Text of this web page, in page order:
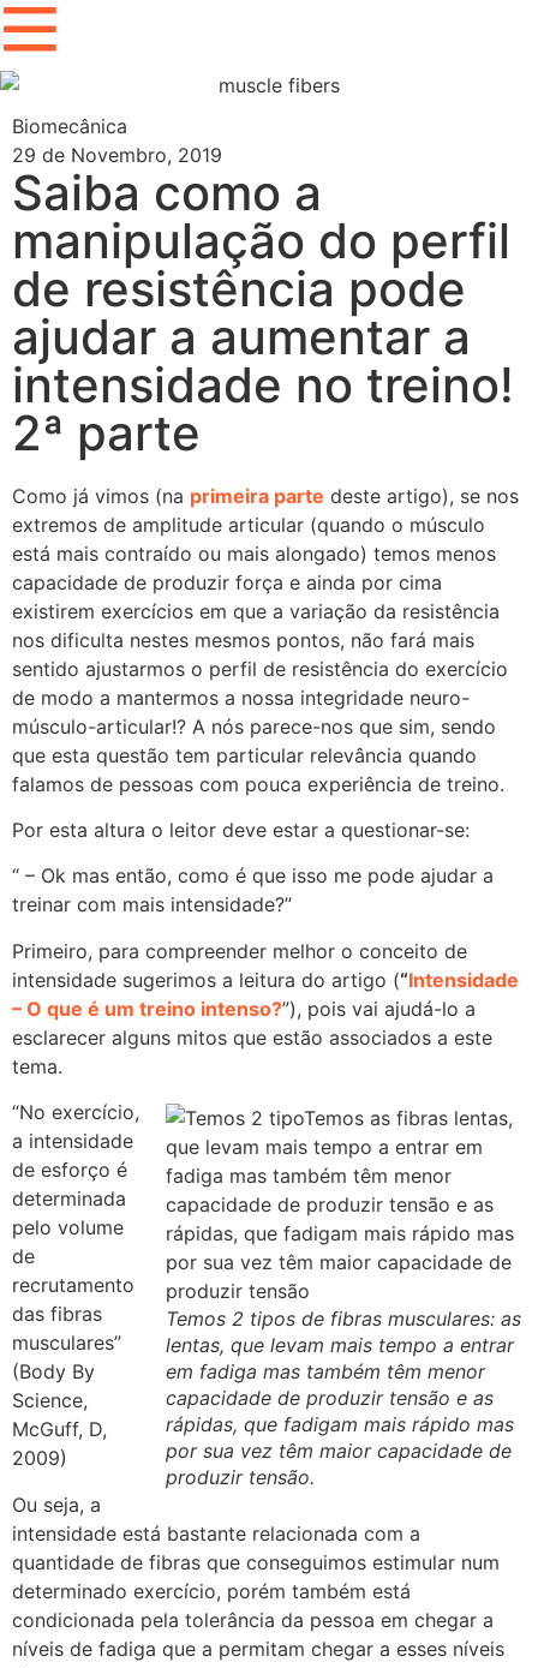
Biomecânica
29 de Novembro, 2019
Saiba como a
manipulação do perfil
de resistência pode
ajudar a aumentar a
intensidade no treino!
2ª parte
Como já vimos (na primeira parte deste artigo), se nos
extremos de amplitude articular (quando o músculo
está mais contraído ou mais alongado) temos menos
capacidade de produzir força e ainda por cima
existirem exercícios em que a variação da resistência
nos dificulta nestes mesmos pontos, não fará mais
sentido ajustarmos o perfil de resistência do exercício
de modo a mantermos a nossa integridade neuro-
músculo-articular!? A nós parece-nos que sim, sendo
que esta questão tem particular relevância quando
falamos de pessoas com pouca experiência de treino.
Por esta altura o leitor deve estar a questionar-se:
“ – Ok mas então, como é que isso me pode ajudar a
treinar com mais intensidade?”
Primeiro, para compreender melhor o conceito de
intensidade sugerimos a leitura do artigo (“Intensidade
– O que é um treino intenso?”), pois vai ajudá-lo a
esclarecer alguns mitos que estão associados a este
tema.
Temos 2 tipos de fibras musculares: as
lentas, que levam mais tempo a entrar
em fadiga mas também têm menor
capacidade de produzir tensão e as
rápidas, que fadigam mais rápido mas
por sua vez têm maior capacidade de
produzir tensão.
“No exercício,
a intensidade
de esforço é
determinada
pelo volume
de
recrutamento
das fibras
musculares”
(Body By
Science,
McGuff, D,
2009)
Ou seja, a
intensidade está bastante relacionada com a
quantidade de fibras que conseguimos estimular num
determinado exercício, porém também está
condicionada pela tolerância da pessoa em chegar a
níveis de fadiga que a permitam chegar a esses níveis